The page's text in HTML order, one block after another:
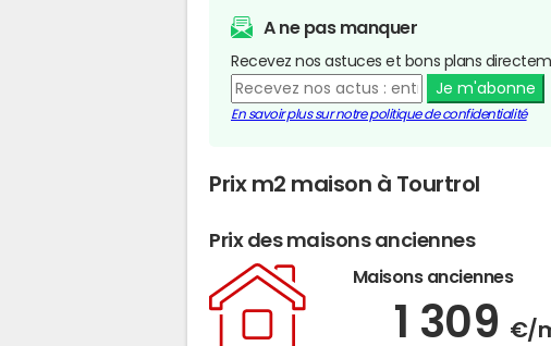
A ne pas manquer
Recevez nos astuces et bons plans
Je m'abonne
En savoir plus sur notre politique de confidentialité
Prix m2 maison à Tourtrol
Prix des maisons anciennes
Maisons anciennes
1 309 €/